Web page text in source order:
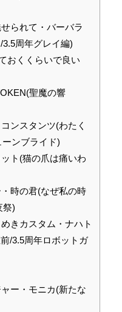
られて・バーバラ
周年グレイ編)
おくくらいで良い
聖魔の響
ンスタンツ(わたく
ーンブライド)
ト(猫の爪は痛いわ
時の君(なぜ私の時
祭)
きカスタム・ナハト
/3.5周年ロボットガ
ー・モニカ(新たな